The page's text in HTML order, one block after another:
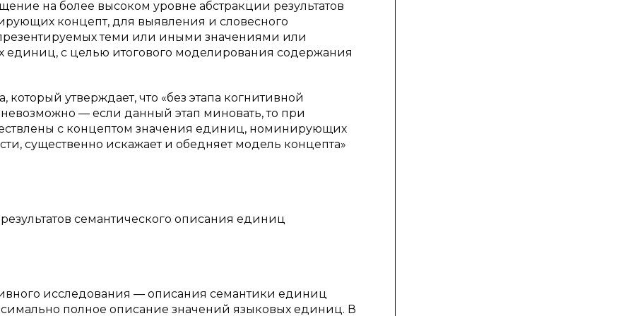
на более высоком уровне абстракции результатов
концепт, для выявления и словесного
теми или иными значениями или
единиц, с целью итогового моделирования содержания
утверждает, что «без этапа когнитивной
— если данный этап миновать, то при
с концептом значения единиц, номинирующих
существенно искажает и обедняет модель концепта»
семантического описания единиц
исследования — описания семантики единиц
полное описание значений языковых единиц. В